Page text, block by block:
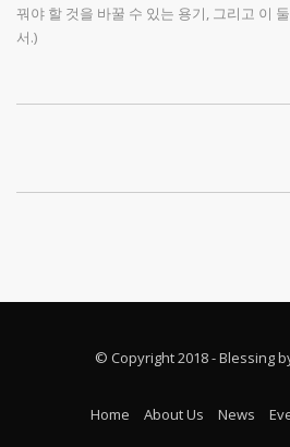
꿔야 할 것을 바꿀 수 있는 용기, 그리고 이
서.)
© Copyright 2018 - Blessing
Home About Us News